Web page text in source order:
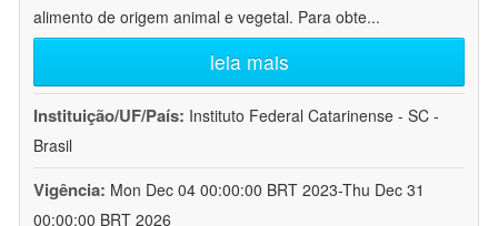
alimento de origem animal e vegetal. Para obte...
leia mais
Instituição/UF/País: Instituto Federal Catarinense - SC -
Brasil
Vigência: Mon Dec 04 00:00:00 BRT 2023-Thu Dec 31
00:00:00 BRT 2026